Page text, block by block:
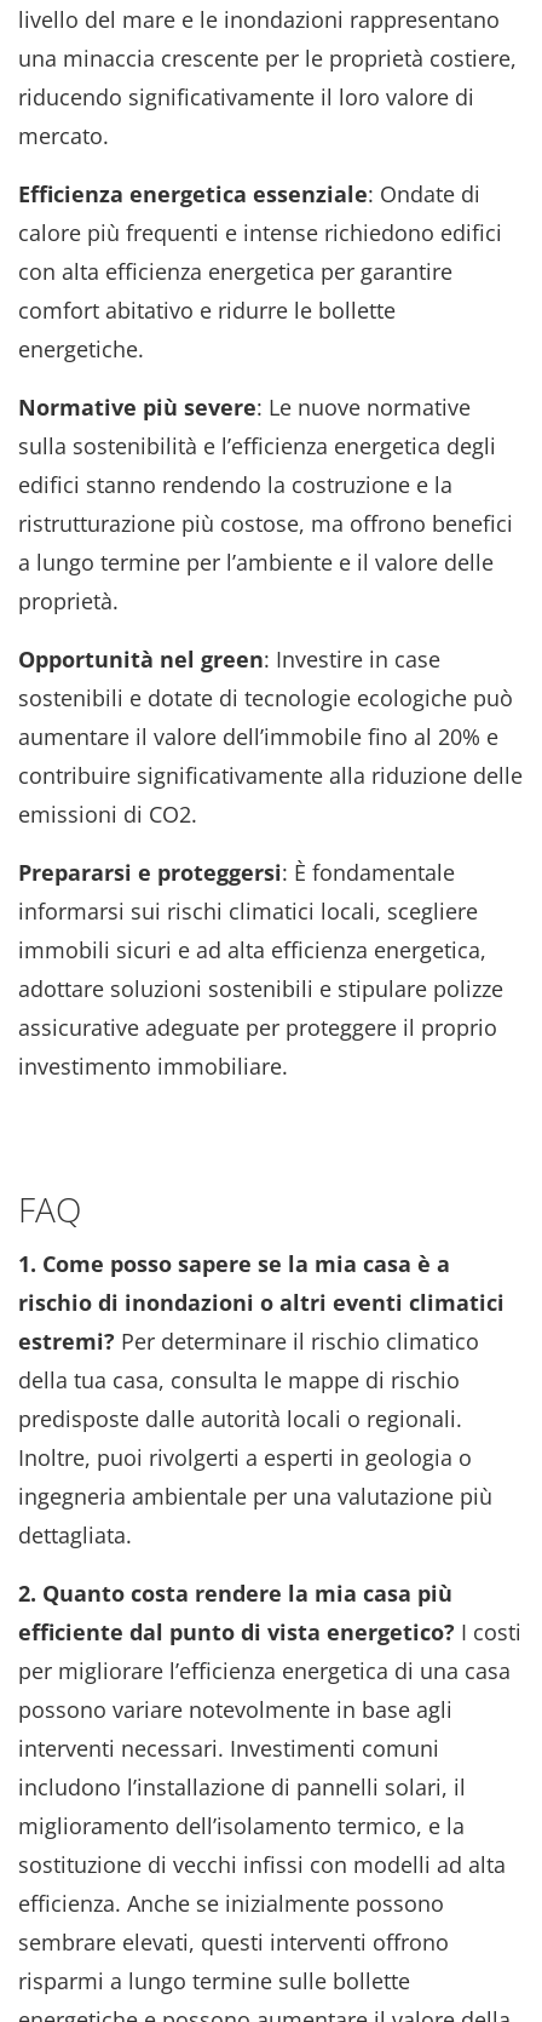
livello del mare e le inondazioni rappresentano
una minaccia crescente per le proprietà costiere,
riducendo significativamente il loro valore di
mercato.
Efficienza energetica essenziale: Ondate di
calore più frequenti e intense richiedono edifici
con alta efficienza energetica per garantire
comfort abitativo e ridurre le bollette
energetiche.
Normative più severe: Le nuove normative
sulla sostenibilità e l’efficienza energetica degli
edifici stanno rendendo la costruzione e la
ristrutturazione più costose, ma offrono benefici
a lungo termine per l’ambiente e il valore delle
proprietà.
Opportunità nel green: Investire in case
sostenibili e dotate di tecnologie ecologiche può
aumentare il valore dell’immobile fino al 20% e
contribuire significativamente alla riduzione delle
emissioni di CO2.
Prepararsi e proteggersi: È fondamentale
informarsi sui rischi climatici locali, scegliere
immobili sicuri e ad alta efficienza energetica,
adottare soluzioni sostenibili e stipulare polizze
assicurative adeguate per proteggere il proprio
investimento immobiliare.
FAQ
1. Come posso sapere se la mia casa è a
rischio di inondazioni o altri eventi climatici
estremi? Per determinare il rischio climatico
della tua casa, consulta le mappe di rischio
predisposte dalle autorità locali o regionali.
Inoltre, puoi rivolgerti a esperti in geologia o
ingegneria ambientale per una valutazione più
dettagliata.
2. Quanto costa rendere la mia casa più
efficiente dal punto di vista energetico? I costi
per migliorare l’efficienza energetica di una casa
possono variare notevolmente in base agli
interventi necessari. Investimenti comuni
includono l’installazione di pannelli solari, il
miglioramento dell’isolamento termico, e la
sostituzione di vecchi infissi con modelli ad alta
efficienza. Anche se inizialmente possono
sembrare elevati, questi interventi offrono
risparmi a lungo termine sulle bollette